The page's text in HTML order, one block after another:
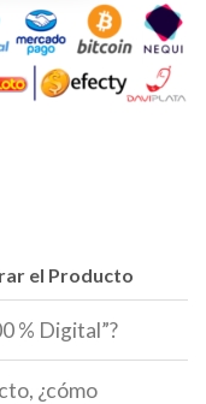
el Producto
% Digital”?
¿cómo